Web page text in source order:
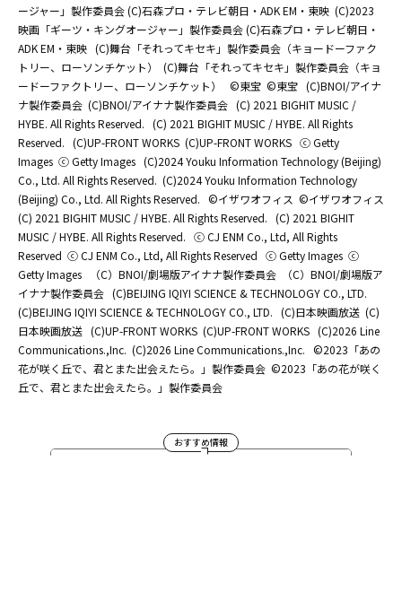
ージャー」製作委員会 (C)石森プロ・テレビ朝日・ADK EM・東映 (C)2023
映画「ギーツ・キングオージャー」製作委員会 (C)石森プロ・テレビ朝日・
ADK EM・東映 (C)舞台「それってキセキ」製作委員会（キョードーファク
トリー、ローソンチケット）
(C)舞台「それってキセキ」製作委員会（キョ
ードーファクトリー、ローソンチケット）
©東宝 ©東宝 (C)BNOI/アイナ
ナ製作委員会 (C)BNOI/アイナナ製作委員会 (C) 2021 BIGHIT MUSIC /
HYBE. All Rights Reserved. (C) 2021 BIGHIT MUSIC / HYBE. All Rights
Reserved. (C)UP-FRONT WORKS (C)UP-FRONT WORKS ⓒ Getty
Images ⓒ Getty Images (C)2024 Youku Information Technology (Beijing)
Co., Ltd. All Rights Reserved. (C)2024 Youku Information Technology
(Beijing) Co., Ltd. All Rights Reserved. ©イザワオフィス ©イザワオフィス
(C) 2021 BIGHIT MUSIC / HYBE. All Rights Reserved. (C) 2021 BIGHIT
MUSIC / HYBE. All Rights Reserved. ⓒ CJ ENM Co., Ltd, All Rights
Reserved ⓒ CJ ENM Co., Ltd, All Rights Reserved ⓒ Getty Images ⓒ
Getty Images
（C）BNOI/劇場版アイナナ製作委員会
（C）BNOI/劇場版ア
イナナ製作委員会 (C)BEIJING IQIYI SCIENCE & TECHNOLOGY CO., LTD.
(C)BEIJING IQIYI SCIENCE & TECHNOLOGY CO., LTD. (C)日本映画放送 (C)
日本映画放送 (C)UP-FRONT WORKS (C)UP-FRONT WORKS (C)2026 Line
Communications.,Inc. (C)2026 Line Communications.,Inc. ©2023「あの
花が咲く丘で、君とまた出会えたら。」製作委員会 ©2023「あの花が咲く
丘で、君とまた出会えたら。」製作委員会
おすすめ情報